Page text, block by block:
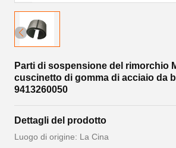
Parti di sospensione del rimorchio
cuscinetto di gomma di acciaio da
9413260050
Dettagli del prodotto
Luogo di origine: La Cina